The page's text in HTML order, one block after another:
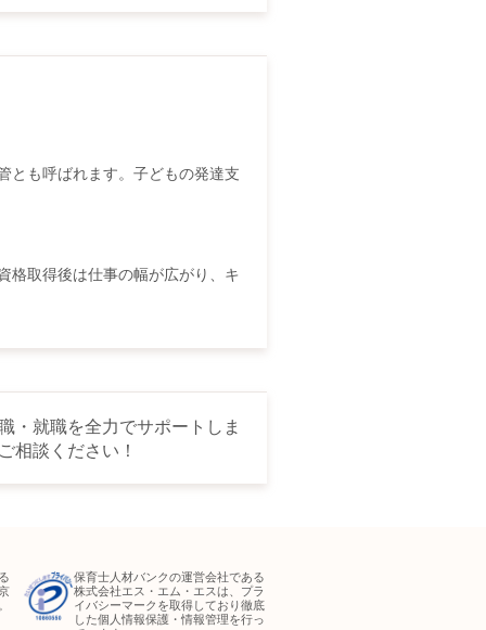
とも呼ばれます。子どもの発達支
格取得後は仕事の幅が広がり、キ
・就職を全力でサポートしま
相談ください！
保育士人材バンクの運営会社である
株式会社エス・エム・エスは、プラ
イバシーマークを取得しており徹底
した個人情報保護・情報管理を行っ